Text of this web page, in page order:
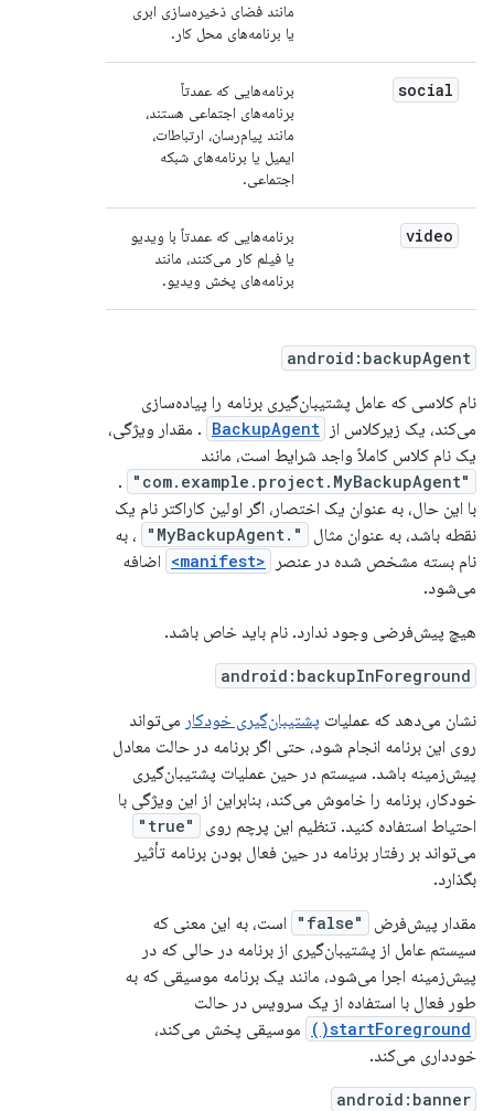
مانند فضای ذخیره‌سازی ابری
یا برنامه‌های محل کار.
social
برنامه‌هایی که عمدتاً
برنامه‌های اجتماعی هستند،
مانند پیام‌رسان، ارتباطات،
ایمیل یا برنامه‌های شبکه
اجتماعی.
video
برنامه‌هایی که عمدتاً با ویدیو
یا فیلم کار می‌کنند، مانند
برنامه‌های پخش ویدیو.
android:backupAgent
نام کلاسی که عامل پشتیبان‌گیری برنامه را پیاده‌سازی
می‌کند، یک زیرکلاس از BackupAgent . مقدار ویژگی،
یک نام کلاس کاملاً واجد شرایط است، مانند
"com.example.project.MyBackupAgent"
.
با این حال، به عنوان یک اختصار، اگر اولین کاراکتر نام یک
نقطه باشد، به عنوان مثال
".MyBackupAgent"
، به
نام بسته مشخص شده در عنصر
<manifest>
اضافه
می‌شود.
هیچ پیش‌فرضی وجود ندارد. نام باید خاص باشد.
android:backupInForeground
نشان می‌دهد که عملیات پشتیبان‌گیری خودکار می‌تواند
روی این برنامه انجام شود، حتی اگر برنامه در حالت معادل
پیش‌زمینه باشد. سیستم در حین عملیات پشتیبان‌گیری
خودکار، برنامه را خاموش می‌کند، بنابراین از این ویژگی با
احتیاط استفاده کنید. تنظیم این پرچم روی
"true"
می‌تواند بر رفتار برنامه در حین فعال بودن برنامه تأثیر
بگذارد.
مقدار پیش‌فرض
"false"
است، به این معنی که
سیستم عامل از پشتیبان‌گیری از برنامه در حالی که در
پیش‌زمینه اجرا می‌شود، مانند یک برنامه موسیقی که به
طور فعال با استفاده از یک سرویس در حالت
startForeground()
موسیقی پخش می‌کند،
خودداری می‌کند.
android:banner